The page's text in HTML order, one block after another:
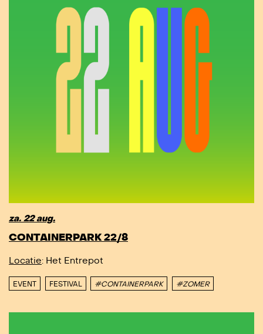
za. 22 aug.
CONTAINERPARK 22/8
Locatie: Het Entrepot
EVENT FESTIVAL #CONTAINERPARK #ZOMER